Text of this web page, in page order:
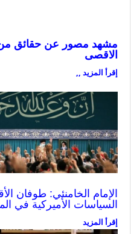
مشهد مصور عن حقائق
الاقصى
إقرأ المزيد ,,
الإمام الخامنئي: طوفان
السياسات الأميركية في
إقرأ المزيد